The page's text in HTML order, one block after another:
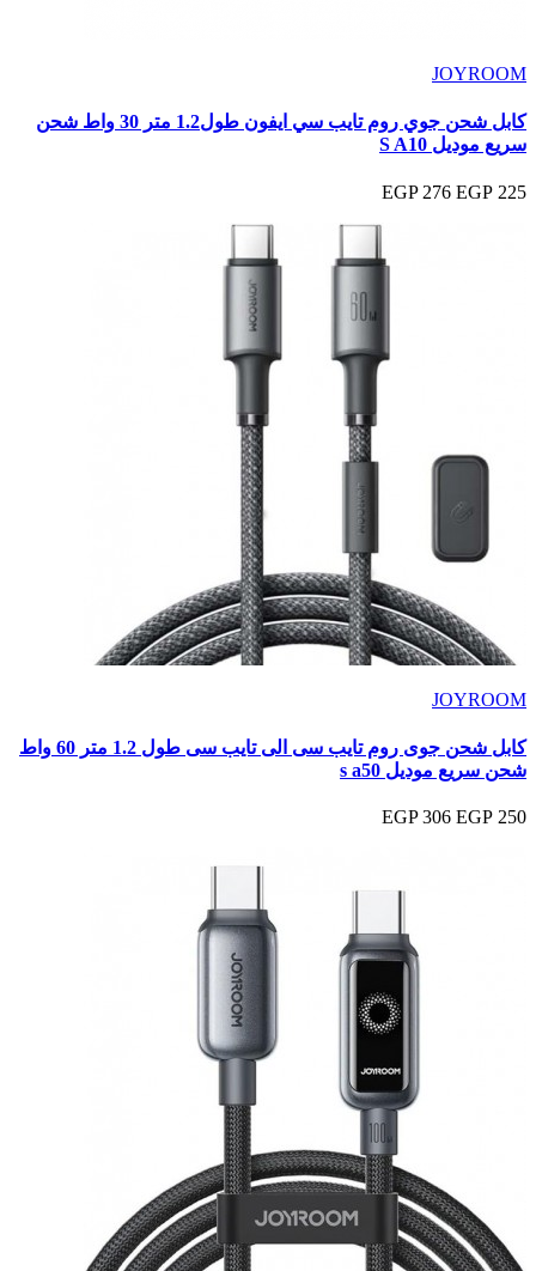
JOYROOM
كابل شحن جوي روم تايب سي ايفون طول1.2 متر 30 واط شحن
سريع موديل S A10
225 EGP
276 EGP
JOYROOM
كابل شحن جوى روم تايب سى الى تايب سى طول 1.2 متر 60 واط
شحن سريع موديل s a50
250 EGP
306 EGP